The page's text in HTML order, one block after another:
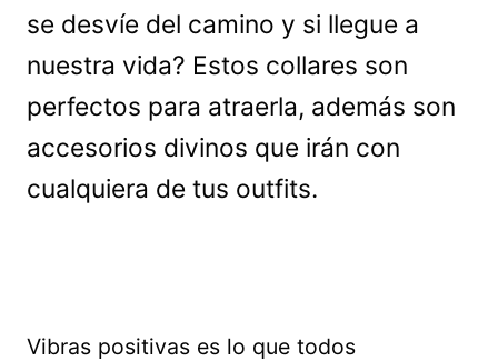
se desvíe del camino y si llegue a
nuestra vida? Estos collares son
perfectos para atraerla, además son
accesorios divinos que irán con
cualquiera de tus outfits.
Vibras positivas es lo que todos